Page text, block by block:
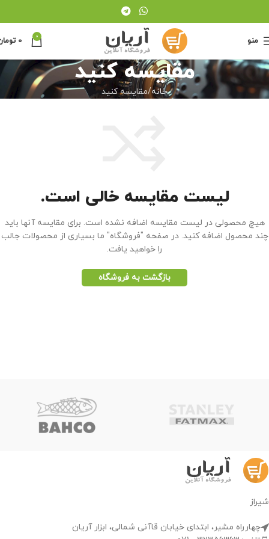
منو 0
0
مقایسه کنید
خانه مقایسه کنید
لیست مقایسه خالی است.
هیچ محصولی در لیست مقایسه اضافه نشده است. برای مقایسه آنها باید
چند محصول اضافه کنید. در صفحه "فروشگاه" ما بسیاری از محصولات جالب
را خواهید یافت.
بازگشت به فروشگاه
شیراز
چهارراه مشیر، ابتدای خیابان قاآنی شمالی، ابزار آریان